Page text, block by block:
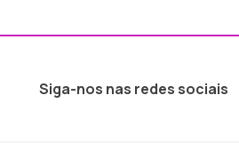
Siga-nos nas redes sociais